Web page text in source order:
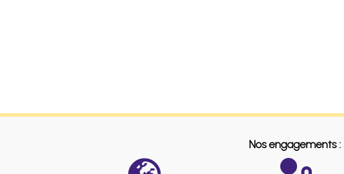
Nos engagements :